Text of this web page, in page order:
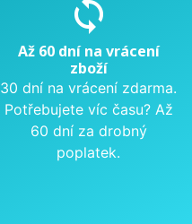
sync
Až 60 dní na vrácení
zboží
30 dní na vrácení zdarma.
Potřebujete víc času? Až
60 dní za drobný
poplatek.